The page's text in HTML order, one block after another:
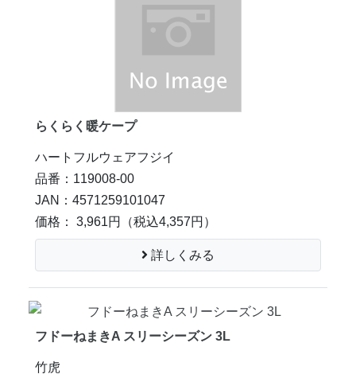
らくらく暖ケープ
ハートフルウェアフジイ
品番：119008-00
JAN：4571259101047
価格： 3,961円
（税込4,357円）
詳しくみる
フドーねまきA スリーシーズン 3L
竹虎